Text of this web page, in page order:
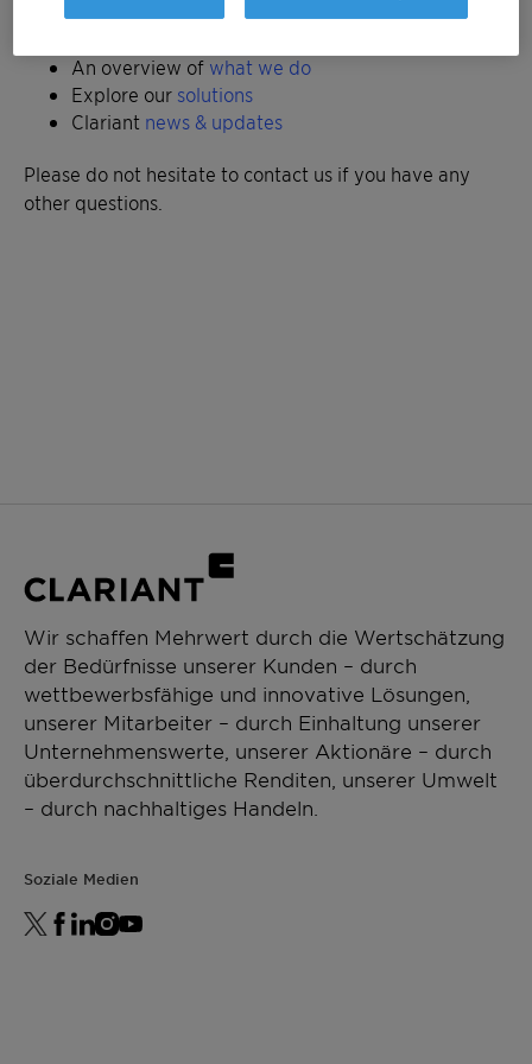
Thanks for your patience.
An overview of what we do
Explore our solutions
Clariant news & updates
Please do not hesitate to contact us if you have any
other questions.
Wir schaffen Mehrwert durch die Wertschätzung
der Bedürfnisse unserer Kunden – durch
wettbewerbsfähige und innovative Lösungen,
unserer Mitarbeiter – durch Einhaltung unserer
Unternehmenswerte, unserer Aktionäre – durch
überdurchschnittliche Renditen, unserer Umwelt
– durch nachhaltiges Handeln.
Soziale Medien